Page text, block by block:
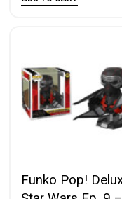
Funko Pop!